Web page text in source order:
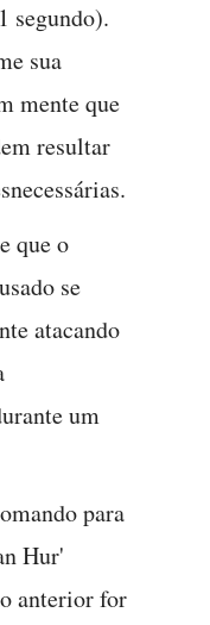
segundo).
sua
mente que
resultar
que o
se
atacando
um
para
Hur'
anterior for